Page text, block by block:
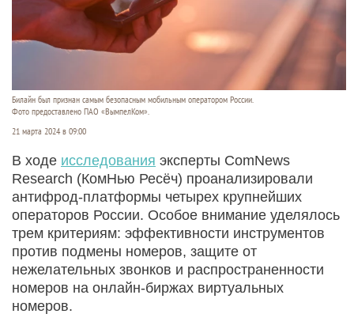
Билайн был признан самым безопасным мобильным оператором России.
Фото предоставлено ПАО «ВымпелКом».
21 марта 2024 в 09:00
В ходе исследования эксперты ComNews
Research (КомНью Ресёч) проанализировали
антифрод-платформы четырех крупнейших
операторов России. Особое внимание уделялось
трем критериям: эффективности инструментов
против подмены номеров, защите от
нежелательных звонков и распространенности
номеров на онлайн-биржах виртуальных
номеров.